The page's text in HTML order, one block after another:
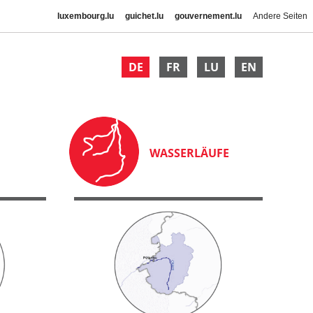
luxembourg.lu guichet.lu gouvernement.lu Andere Seiten
DE FR LU EN
WASSERLÄUFE